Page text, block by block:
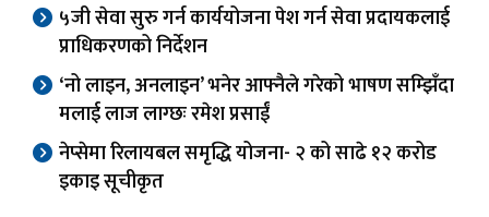
५जी सेवा सुरु गर्न कार्ययोजना पेश गर्न सेवा प्रदायकलाई
प्राधिकरणको निर्देशन
‘नो लाइन, अनलाइन’ भनेर आफ्नैले गरेको भाषण सम्झिँदा
मलाई लाज लाग्छः रमेश प्रसाईं
नेप्सेमा रिलायबल समृद्धि योजना- २ को साढे १२ करोड
इकाइ सूचीकृत